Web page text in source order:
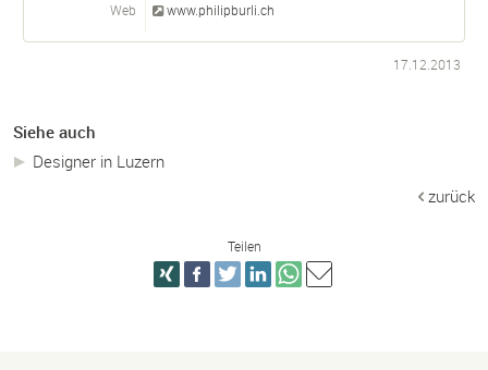
Web www.philipburli.ch
17.12.2013
Siehe auch
Designer in Luzern
zurück
Teilen